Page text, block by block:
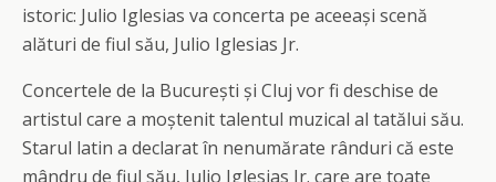
istoric: Julio Iglesias va concerta pe aceeași scenă
alături de fiul său, Julio Iglesias Jr.
Concertele de la București și Cluj vor fi deschise de
artistul care a moștenit talentul muzical al tatălui său.
Starul latin a declarat în nenumărate rânduri că este
mândru de fiul său, Julio Iglesias Jr. care are toate